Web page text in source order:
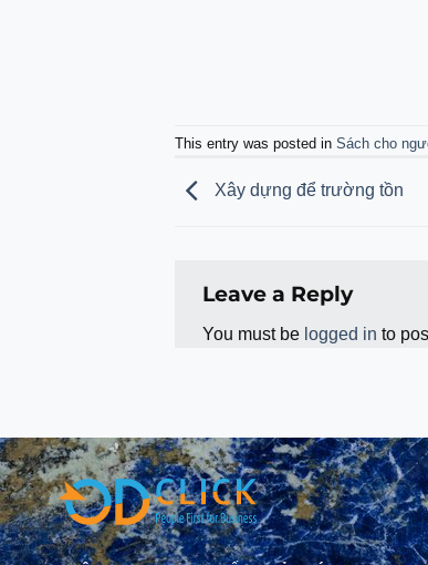
This entry was posted in Sách cho
Xây dựng để trường tồn
Leave a Reply
You must be logged in to